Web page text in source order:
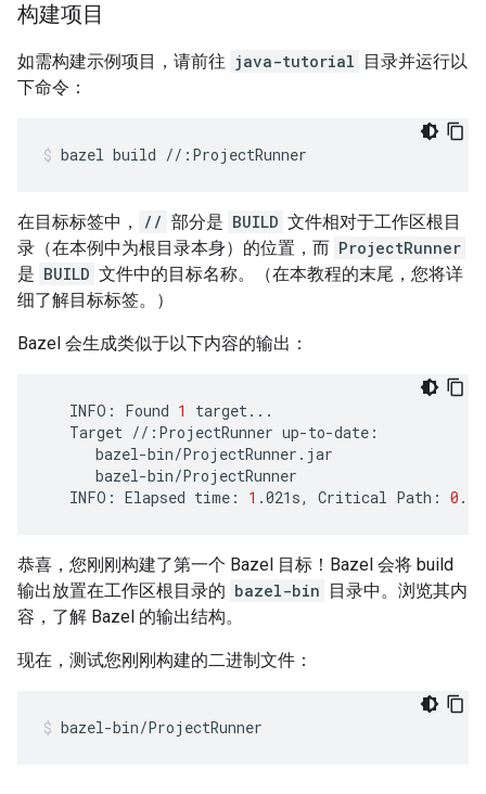
构建项目
如需构建示例项目，请前往 java-tutorial 目录并运行以
下命令：
bazel build //:ProjectRunner
在目标标签中， // 部分是 BUILD 文件相对于工作区根目
录（在本例中为根目录本身）的位置，而 ProjectRunner
是 BUILD 文件中的目标名称。（在本教程的末尾，您将详
细了解目标标签。）
Bazel 会生成类似于以下内容的输出：
INFO: Found 1
Target //:ProjectRunner
INFO: Elapsed time: 1 .021s, Critical Path: 0
恭喜，您刚刚构建了第一个 Bazel 目标！Bazel 会将 build
输出放置在工作区根目录的 bazel-bin 目录中。浏览其内
容，了解 Bazel 的输出结构。
现在，测试您刚刚构建的二进制文件：
bazel-bin/ProjectRunner